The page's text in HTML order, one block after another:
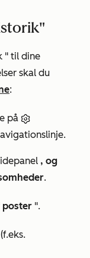
" til dine
skal du
:
på
, og
.
poster ".